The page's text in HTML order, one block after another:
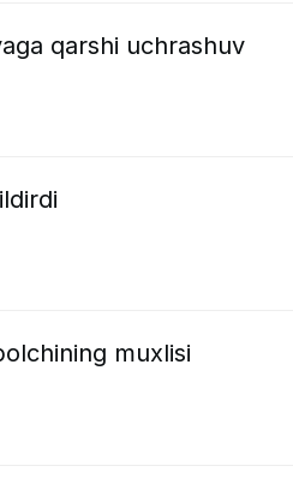
qarshi uchrashuv
muxlisi